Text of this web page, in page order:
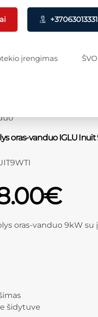
+37063013331
įrengimas
oras-vanduo IGLU Inuit
€
oras-vanduo 9kW
šidytuve